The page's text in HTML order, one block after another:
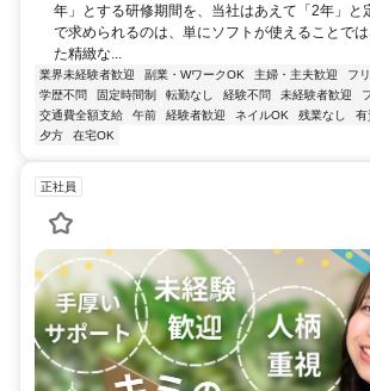
年」とする研修期間を、当社はあえて「2年」と
で求められるのは、単にソフトが使えることで
た精緻な...
業界未経験者歓迎 副業・WワークOK 主婦・主夫歓迎 フ
学歴不問
固定時間制 転勤なし 経験不問 未経験者歓迎
交通費全額支給
午前 経験者歓迎 ネイルOK 残業なし 有
夕方
在宅OK
正社員